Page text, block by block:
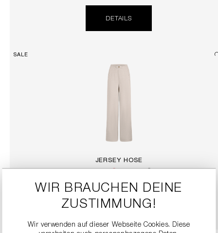
DETAILS
SALE
JERSEY HOSE
DETAILS
WIR BRAUCHEN DEINE
ZUSTIMMUNG!
Wir verwenden auf dieser Webseite Cookies. Diese